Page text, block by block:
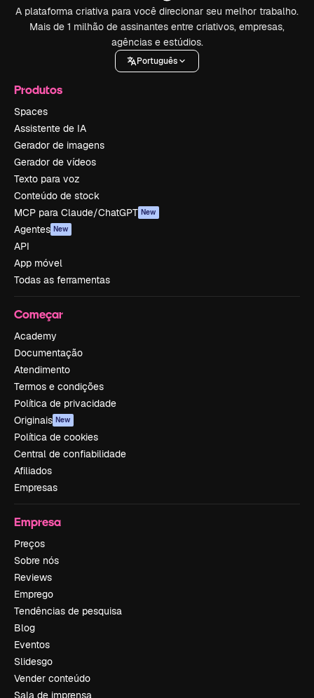
A plataforma criativa para você direcionar seu melhor trabalho.
Mais de 1 milhão de assinantes entre criativos, empresas,
agências e estúdios.
Português
Produtos
Spaces
Assistente de IA
Gerador de imagens
Gerador de vídeos
Texto para voz
Conteúdo de stock
MCP para Claude/ChatGPT New
Agentes New
API
App móvel
Todas as ferramentas
Começar
Academy
Documentação
Atendimento
Termos e condições
Política de privacidade
Originais New
Política de cookies
Central de confiabilidade
Afiliados
Empresas
Empresa
Preços
Sobre nós
Reviews
Emprego
Tendências de pesquisa
Blog
Eventos
Slidesgo
Vender conteúdo
Sala de imprensa